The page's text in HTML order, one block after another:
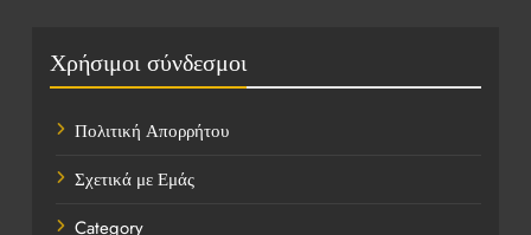
Πολιτική
Υγεία
Χρήσιμοι σύνδεσμοι
Πολιτική Απορρήτου
Σχετικά με Εμάς
Category